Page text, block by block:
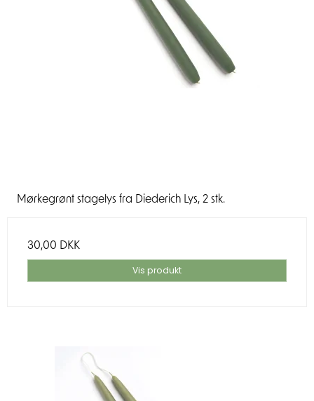
Mørkegrønt stagelys fra Diederich Lys, 2 stk.
30,00 DKK
Vis produkt